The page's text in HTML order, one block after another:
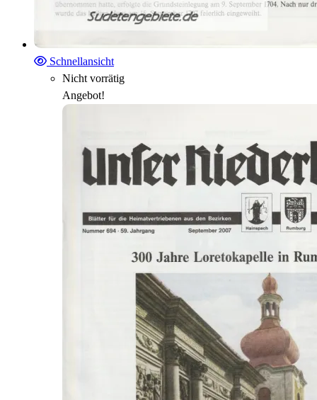
Schnellansicht
Nicht vorrätig
Angebot!